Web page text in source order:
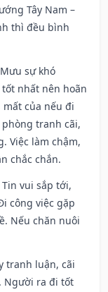
Tây Nam –
thì đều bình
Mưu sự khó
nhất nên hoãn
của nếu đi
tranh cãi,
Việc làm chậm,
chắc chắn.
Tin vui sắp tới,
công việc gặp
Nếu chăn nuôi
tranh luận, cãi
Người ra đi tốt